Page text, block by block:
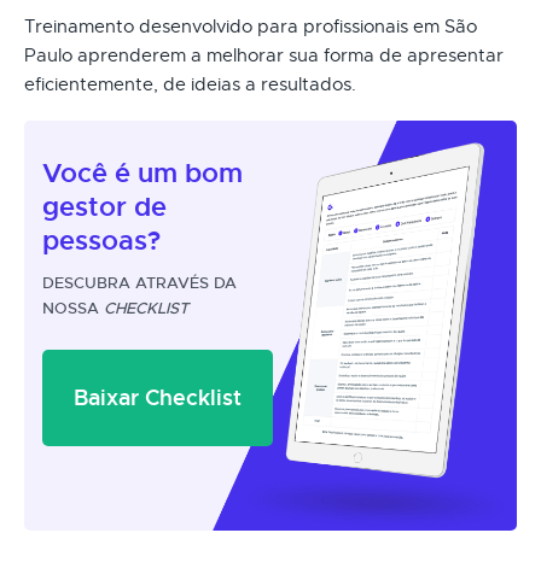
Treinamento desenvolvido para profissionais em São
Paulo aprenderem a melhorar sua forma de apresentar
eficientemente, de ideias a resultados.
Você é um bom
gestor de
pessoas?
DESCUBRA ATRAVÉS DA
NOSSA CHECKLIST
Baixar Checklist